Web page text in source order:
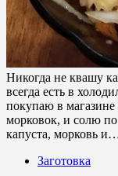
Никогда не квашу
всегда есть в
покупаю в магазине
морковок, и солю
капуста, морковь
Заготовка